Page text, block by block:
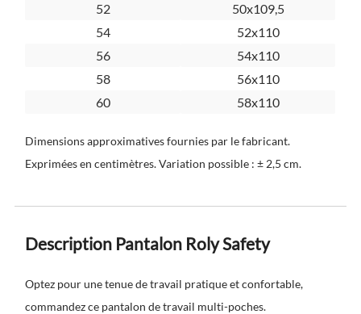
52
50x109,5
54
52x110
56
54x110
58
56x110
60
58x110
Dimensions approximatives fournies par le fabricant.
Exprimées en centimètres. Variation possible : ± 2,5 cm.
Description Pantalon Roly Safety
Optez pour une tenue de travail pratique et confortable,
commandez ce pantalon de travail multi-poches.